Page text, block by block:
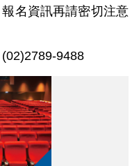
名資訊再請密切注意
9488